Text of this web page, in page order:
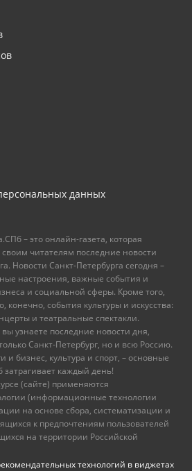
данных
– это онлайн-газета, которая
читателям последние новости
Новости Санкт-Петербурга сегодня –
настроения, важные события и
и социальной сферы. Кроме того,
конечно, события культуры и искусства:
и театральные спектакли.
узнаете последние новости дня,
Санкт-Петербург, но и всю Россию.
и бизнес, культура и спорт, – основные
каждый день!
(сайте) применяются
(информационные технологии
на основе сбора, систематизации и
к предпочтениям пользователей
на территории Российской
технологий в виджетах